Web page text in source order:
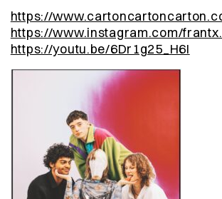
https://
https://www.instagram.com/
https://youtu.be/6Dr1g25_H6I